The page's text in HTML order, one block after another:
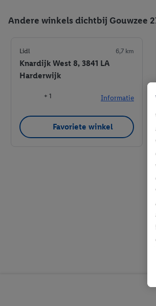
Andere winkels dichtbij Gouwzee
Lidl 6,7 km
Knardijk West 8, 3841 LA
Harderwijk
+ 1 Informatie
Favoriete winkel